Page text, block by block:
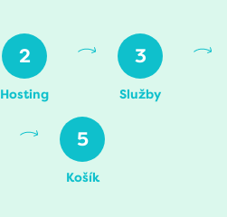
2
Hosting
3
Služby
5
Košík